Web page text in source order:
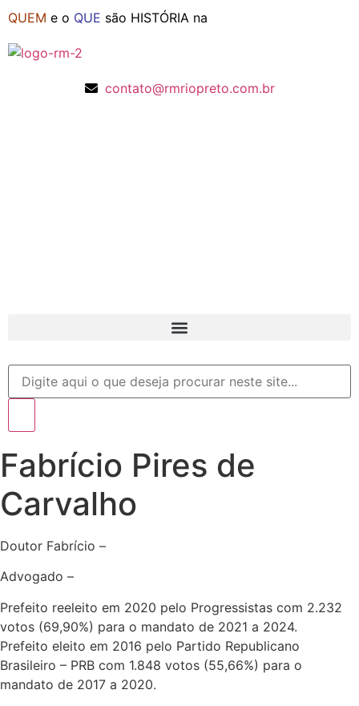
QUEM e o QUE são HISTÓRIA na
contato@rmriopreto.com.br
Fabrício Pires de
Carvalho
Doutor Fabrício –
Advogado –
Prefeito reeleito em 2020 pelo Progressistas com 2.232
votos (69,90%) para o mandato de 2021 a 2024.
Prefeito eleito em 2016 pelo Partido Republicano
Brasileiro – PRB com 1.848 votos (55,66%) para o
mandato de 2017 a 2020.